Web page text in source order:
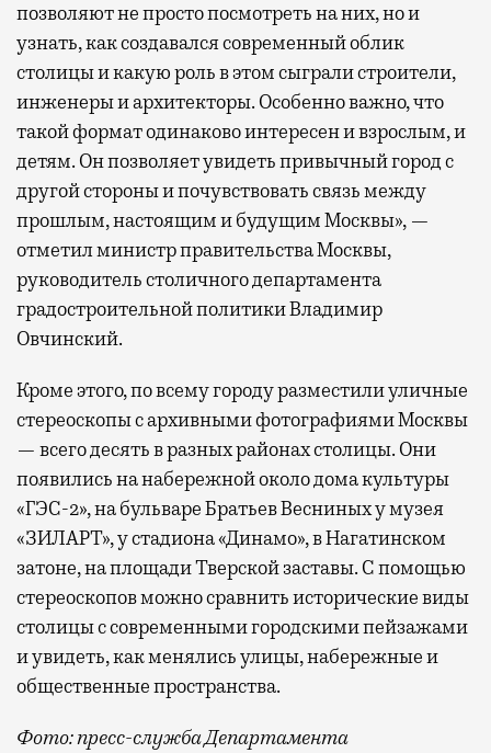
позволяют не просто посмотреть на них, но и
узнать, как создавался современный облик
столицы и какую роль в этом сыграли строители,
инженеры и архитекторы. Особенно важно, что
такой формат одинаково интересен и взрослым, и
детям. Он позволяет увидеть привычный город с
другой стороны и почувствовать связь между
прошлым, настоящим и будущим Москвы», —
отметил министр правительства Москвы,
руководитель столичного департамента
градостроительной политики Владимир
Овчинский.
Кроме этого, по всему городу разместили уличные
стереоскопы с архивными фотографиями Москвы
— всего десять в разных районах столицы. Они
появились на набережной около дома культуры
«ГЭС-2», на бульваре Братьев Весниных у музея
«ЗИЛАРТ», у стадиона «Динамо», в Нагатинском
затоне, на площади Тверской заставы. С помощью
стереоскопов можно сравнить исторические виды
столицы с современными городскими пейзажами
и увидеть, как менялись улицы, набережные и
общественные пространства.
Фото: пресс-служба Департамента